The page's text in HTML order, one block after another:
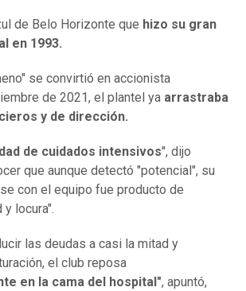
de Belo Horizonte que hizo su gran
en 1993.
se convirtió en accionista
de 2021, el plantel ya arrastraba
y de dirección.
de cuidados intensivos", dijo
que aunque detectó "potencial", su
con el equipo fue producto de
locura".
las deudas a casi la mitad y
el club reposa
en la cama del hospital", apuntó,